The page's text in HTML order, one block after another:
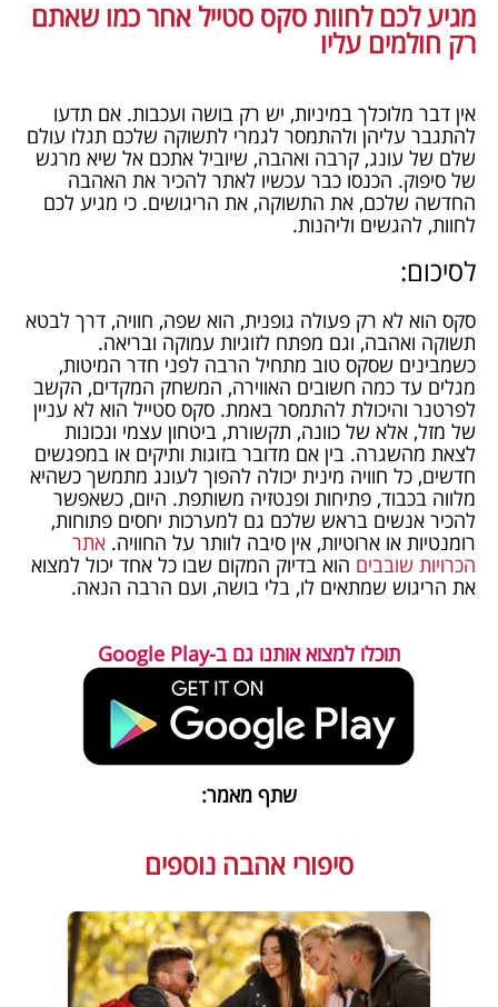
מגיע לכם לחוות סקס סטייל אחר כמו שאתם
רק חולמים עליו
אין דבר מלוכלך במיניות, יש רק בושה ועכבות. אם תדעו
להתגבר עליהן ולהתמסר לגמרי לתשוקה שלכם תגלו עולם
שלם של עונג, קרבה ואהבה, שיוביל אתכם אל שיא מרגש
של סיפוק. הכנסו כבר עכשיו לאתר להכיר את האהבה
החדשה שלכם, את התשוקה, את הריגושים. כי מגיע לכם
לחוות, להגשים וליהנות.
לסיכום:
סקס הוא לא רק פעולה גופנית, הוא שפה, חוויה, דרך לבטא
תשוקה ואהבה, וגם מפתח לזוגיות עמוקה ובריאה.
כשמבינים שסקס טוב מתחיל הרבה לפני חדר המיטות,
מגלים עד כמה חשובים האווירה, המשחק המקדים, הקשב
לפרטנר והיכולת להתמסר באמת. סקס סטייל הוא לא עניין
של מזל, אלא של כוונה, תקשורת, ביטחון עצמי ונכונות
לצאת מהשגרה. בין אם מדובר בזוגות ותיקים או במפגשים
חדשים, כל חוויה מינית יכולה להפוך לעונג מתמשך כשהיא
מלווה בכבוד, פתיחות ופנטזיה משותפת. היום, כשאפשר
להכיר אנשים בראש שלכם גם למערכות יחסים פתוחות,
רומנטיות או ארוטיות, אין סיבה לוותר על החוויה. אתר
הכרויות שובבים הוא בדיוק המקום שבו כל אחד יכול למצוא
את הריגוש שמתאים לו, בלי בושה, ועם הרבה הנאה.
תוכלו למצוא אותנו גם ב-Google Play
שתף מאמר:
סיפורי אהבה נוספים